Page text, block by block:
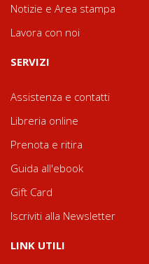
Notizie e Area stampa
Lavora con noi
SERVIZI
Assistenza e contatti
Libreria online
Prenota e ritira
Guida all'ebook
Gift Card
Iscriviti alla Newsletter
LINK UTILI